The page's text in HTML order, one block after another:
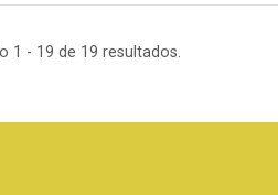
1 - 19 de 19 resultados.